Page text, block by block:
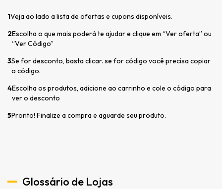
1Veja ao lado a lista de ofertas e cupons disponíveis.
2Escolha o que mais poderá te ajudar e clique em “Ver oferta” ou
“Ver Código”
3Se for desconto, basta clicar. se for código você precisa copiar
o código.
4Escolha os produtos, adicione ao carrinho e cole o código para
ver o desconto
5Pronto! Finalize a compra e aguarde seu produto.
Glossário de Lojas